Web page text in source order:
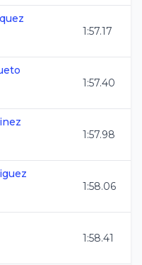
1:57.17
1:57.40
1:57.98
1:58.06
1:58.41